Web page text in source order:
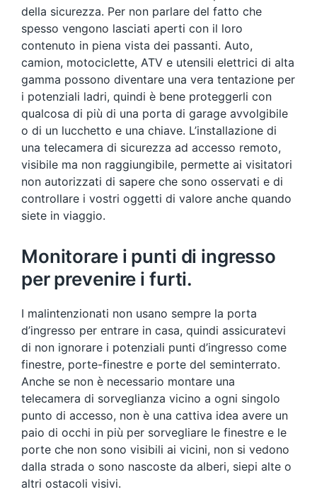
della sicurezza. Per non parlare del fatto che
spesso vengono lasciati aperti con il loro
contenuto in piena vista dei passanti. Auto,
camion, motociclette, ATV e utensili elettrici di alta
gamma possono diventare una vera tentazione per
i potenziali ladri, quindi è bene proteggerli con
qualcosa di più di una porta di garage avvolgibile
o di un lucchetto e una chiave. L’installazione di
una telecamera di sicurezza ad accesso remoto,
visibile ma non raggiungibile, permette ai visitatori
non autorizzati di sapere che sono osservati e di
controllare i vostri oggetti di valore anche quando
siete in viaggio.
Monitorare i punti di ingresso
per prevenire i furti.
I malintenzionati non usano sempre la porta
d’ingresso per entrare in casa, quindi assicuratevi
di non ignorare i potenziali punti d’ingresso come
finestre, porte-finestre e porte del seminterrato.
Anche se non è necessario montare una
telecamera di sorveglianza vicino a ogni singolo
punto di accesso, non è una cattiva idea avere un
paio di occhi in più per sorvegliare le finestre e le
porte che non sono visibili ai vicini, non si vedono
dalla strada o sono nascoste da alberi, siepi alte o
altri ostacoli visivi.